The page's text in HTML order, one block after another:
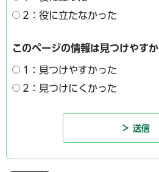
2：役に立たなかった
このページの情報は見つけやす
1：見つけやすかった
2：見つけにくかった